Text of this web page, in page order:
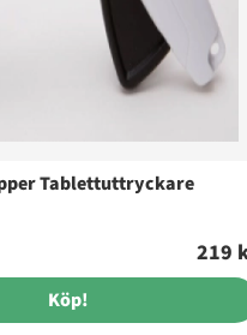
Tablettuttryckare
219
Köp!